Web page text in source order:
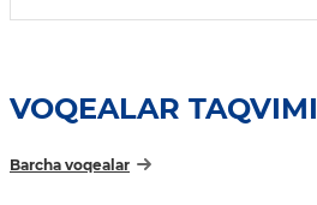
VOQEALAR TAQVIMI
Barcha voqealar